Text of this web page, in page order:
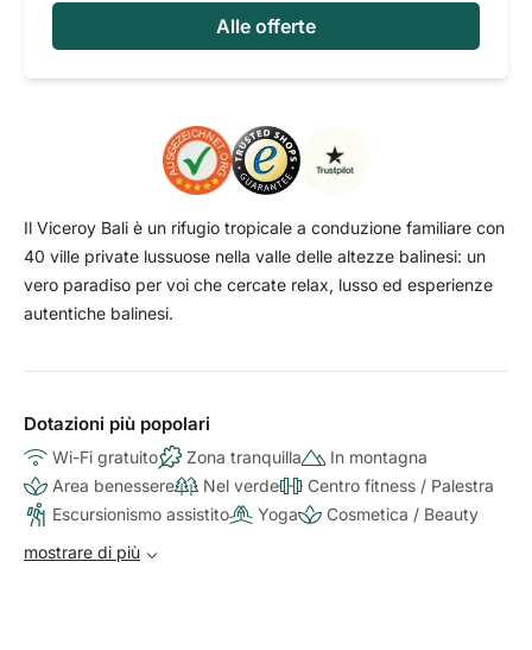
Alle offerte
Il Viceroy Bali è un rifugio tropicale a conduzione familiare con
40 ville private lussuose nella valle delle altezze balinesi: un
vero paradiso per voi che cercate relax, lusso ed esperienze
autentiche balinesi.
Dotazioni più popolari
Wi-Fi gratuito Zona tranquilla
In montagna
Area benessere
Nel verde
Centro fitness / Palestra
Escursionismo assistito
Yoga
Cosmetica / Beauty
mostrare di più